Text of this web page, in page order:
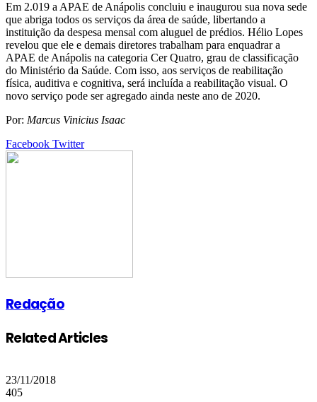
Em 2.019 a APAE de Anápolis concluiu e inaugurou sua nova sede
que abriga todos os serviços da área de saúde, libertando a
instituição da despesa mensal com aluguel de prédios. Hélio Lopes
revelou que ele e demais diretores trabalham para enquadrar a
APAE de Anápolis na categoria Cer Quatro, grau de classificação
do Ministério da Saúde. Com isso, aos serviços de reabilitação
física, auditiva e cognitiva, será incluída a reabilitação visual. O
novo serviço pode ser agregado ainda neste ano de 2020.
Por: Marcus Vinicius Isaac
Facebook TwitterGoogle+
LinkedIn
StumbleUpon
Tumblr
Pinterest
Reddit
VKontakte
Share
Print
Redação
Related Articles
23/11/2018
405